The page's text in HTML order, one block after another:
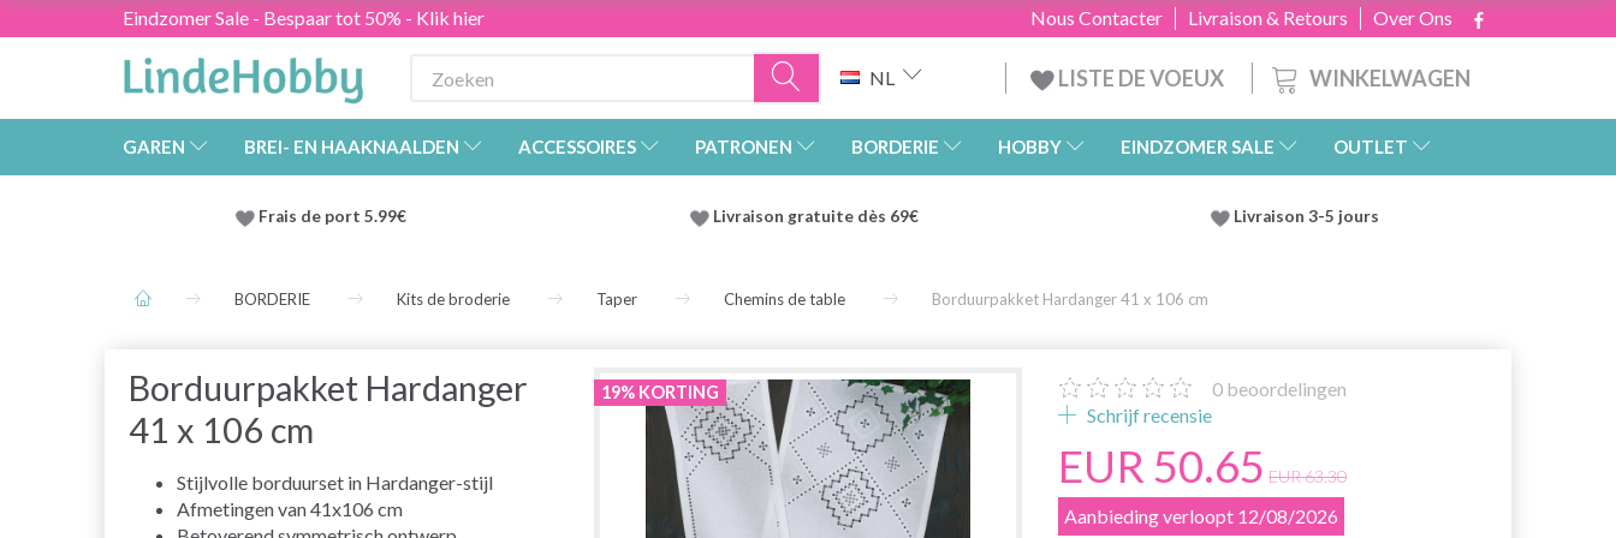
Eindzomer Sale - Bespaar tot 50% - Klik hier Over Ons
Livraison & Retours
Nous Contacter
WINKELWAGEN
NL LISTE DE VOEUX
GAREN BREI- EN HAAKNAALDEN ACCESSOIRES PATRONEN BORDERIE HOBBY EINDZOMER SALE OUTLET
Frais de port 5.99€ Livraison gratuite dès 69€ Livraison 3-5 jours
BORDERIE Kits de broderie Taper Chemins de table Borduurpakket Hardanger 41 x 106 cm
Borduurpakket Hardanger
41 x 106 cm
Stijlvolle borduurset in Hardanger-stijl
Afmetingen van 41x106 cm
19% KORTING 0 beoordelingen
Schrijf recensie
EUR 50.65 EUR 63.30
Aanbieding verloopt 12/08/2026